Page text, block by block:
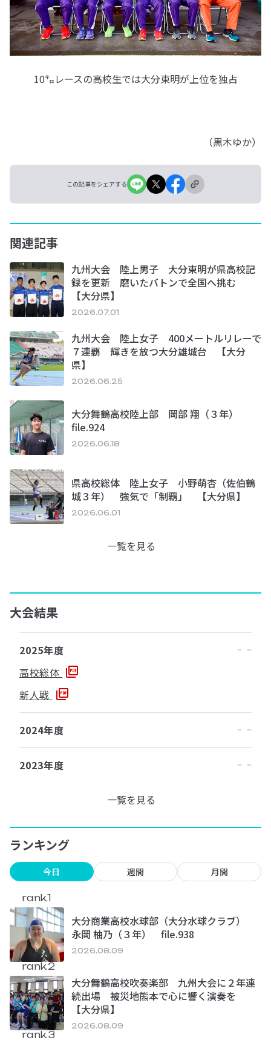
10㌔レースの高校生では大分東明が上位を独占
（黒木ゆか）
この記事をシェアする
関連記事
九州大会 陸上男子 大分東明が県高校記
録を更新 磨いたバトンで全国へ挑む
【大分県】
2026.07.01
九州大会 陸上女子 400メートルリレーで
７連覇 輝きを放つ大分雄城台 【大分
県】
2026.06.25
大分舞鶴高校陸上部 岡部 翔（３年）
file.924
2026.06.18
県高校総体 陸上女子 小野萌杏（佐伯鶴
城３年） 強気で「制覇」 【大分県】
2026.06.01
一覧を見る
大会結果
2025年度
高校総体
新人戦
2024年度
2023年度
一覧を見る
ランキング
今日 週間 月間
rank.1
大分商業高校水球部（大分水球クラブ）
永岡 柚乃（３年） file.938
2026.08.09
rank.2
大分舞鶴高校吹奏楽部 九州大会に２年連
続出場 被災地熊本で心に響く演奏を
【大分県】
2026.08.09
rank.3